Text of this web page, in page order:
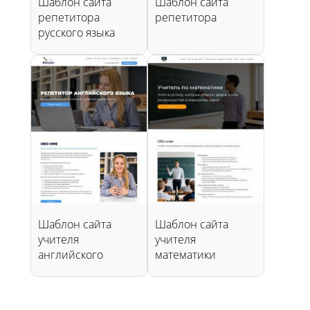
репетитора
русского языка
репетитора
Шаблон сайта
учителя
английского
Шаблон сайта
учителя
математики